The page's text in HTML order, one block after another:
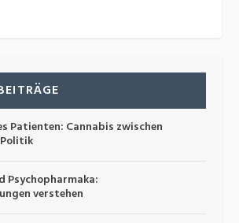
Patienten: Cannabis zwischen
Psychopharmaka:
verstehen